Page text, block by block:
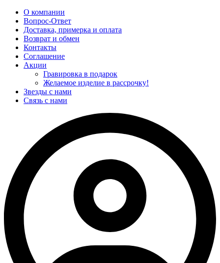
О компании
Вопрос-Ответ
Доставка, примерка и оплата
Возврат и обмен
Контакты
Соглашение
Акции
Гравировка в подарок
Желаемое изделие в рассрочку!
Звезды с нами
Связь с нами